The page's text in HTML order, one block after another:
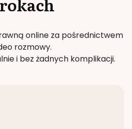
online za pośrednictwem
rozmowy.
i bez żadnych komplikacji.